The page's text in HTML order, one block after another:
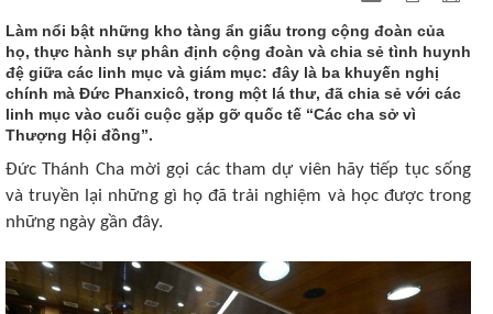
Làm nổi bật những kho tàng ẩn giấu trong cộng đoàn của
họ, thực hành sự phân định cộng đoàn và chia sẻ tình huynh
đệ giữa các linh mục và giám mục: đây là ba khuyến nghị
chính mà Đức Phanxicô, trong một lá thư, đã chia sẻ với các
linh mục vào cuối cuộc gặp gỡ quốc tế “Các cha sở vì
Thượng Hội đồng”.
Đức Thánh Cha mời gọi các tham dự viên hãy tiếp tục sống
và truyền lại những gì họ đã trải nghiệm và học được trong
những ngày gần đây.